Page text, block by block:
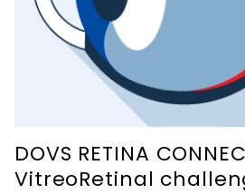
DOVS RETINA
VitreoRetinal